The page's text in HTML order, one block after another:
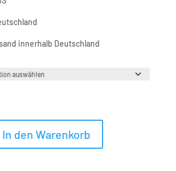
innerhalb Deutschland
In den Warenkorb